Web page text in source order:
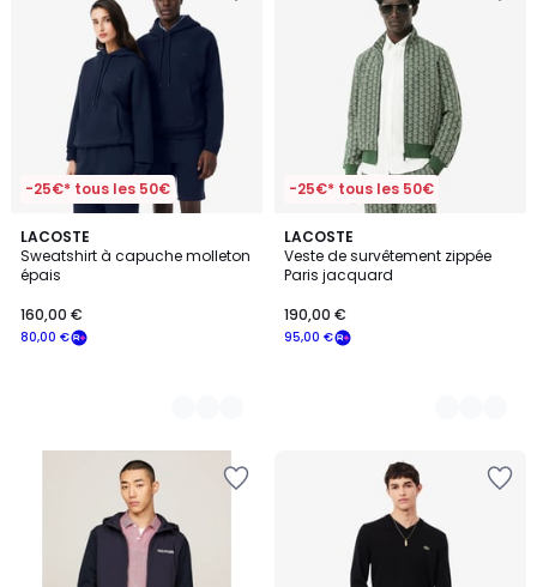
-25€* tous les 50€
LACOSTE
Sweatshirt à capuche molleton
épais
80,00 €
160,00 €
3
Couleurs
-25€* tous les 50€
LACOSTE
Veste de survêtement zippée
Paris jacquard
95,00 €
190,00 €
2
Couleurs